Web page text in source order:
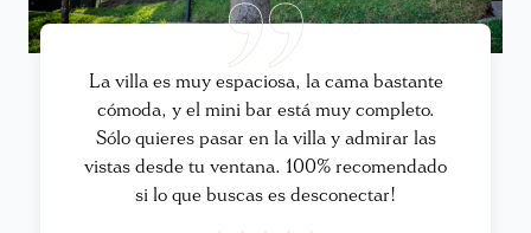
La villa es muy espaciosa, la cama bastante
cómoda, y el mini bar está muy completo.
Sólo quieres pasar en la villa y admirar las
vistas desde tu ventana. 100% recomendado
si lo que buscas es desconectar!